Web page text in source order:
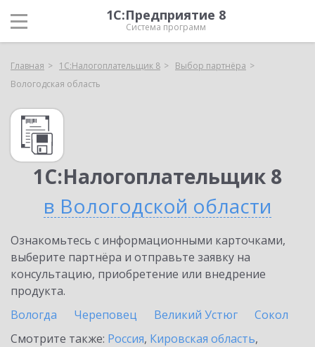
1С:Предприятие 8
Система программ
Главная 1С:Налогоплательщик 8
Выбор партнёра
Вологодская область
1С:Налогоплательщик 8
в Вологодской области
Ознакомьтесь с информационными карточками,
выберите партнёра и отправьте заявку на
консультацию, приобретение или внедрение
продукта.
Вологда
Череповец Великий Устюг
Сокол
Смотрите также: Россия, Кировская область,